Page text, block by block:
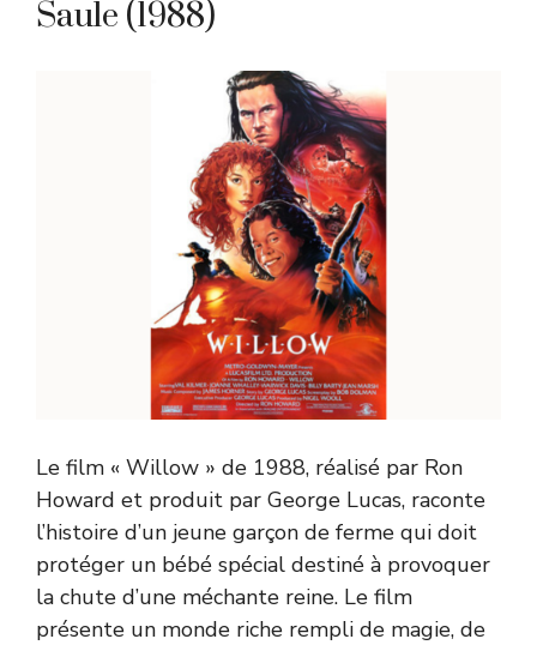
Saule (1988)
Le film « Willow » de 1988, réalisé par Ron
Howard et produit par George Lucas, raconte
l’histoire d’un jeune garçon de ferme qui doit
protéger un bébé spécial destiné à provoquer
la chute d’une méchante reine. Le film
présente un monde riche rempli de magie, de